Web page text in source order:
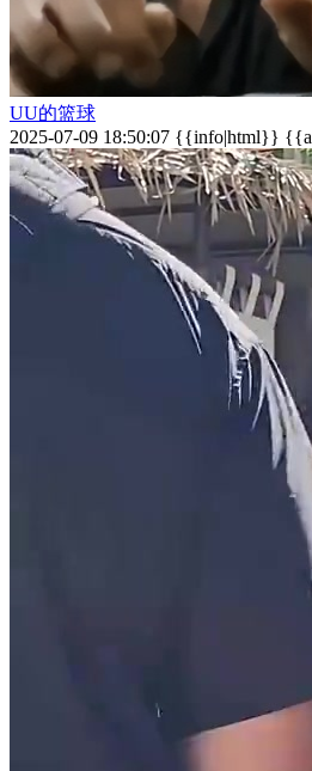
UU的篮球
2025-07-09 18:50:07 {{info|html}}